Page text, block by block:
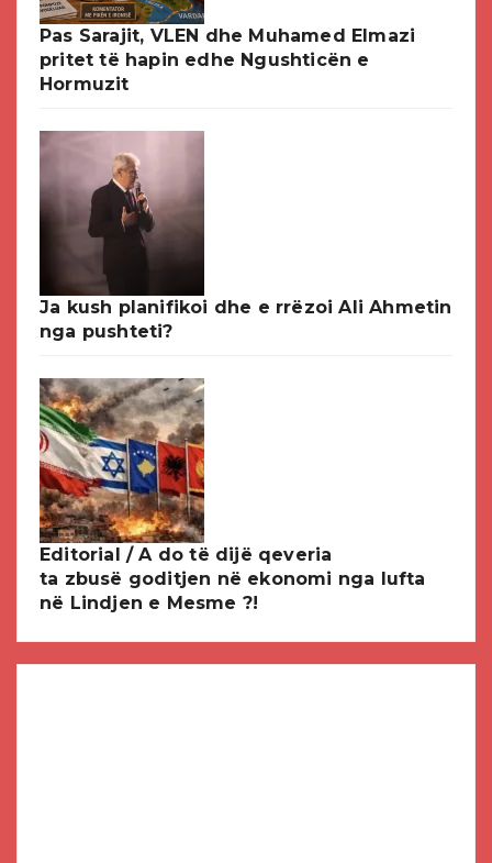
Pas Sarajit, VLEN dhe Muhamed Elmazi
pritet të hapin edhe Ngushticën e
Hormuzit
Ja kush planifikoi dhe e rrëzoi Ali Ahmetin
nga pushteti?
Editorial / A do të dijë qeveria
ta zbusë goditjen në ekonomi nga lufta
në Lindjen e Mesme ?!